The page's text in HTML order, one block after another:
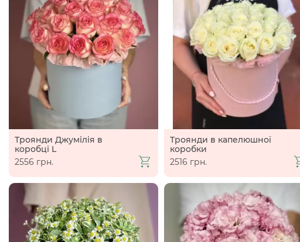
Троянди Джумілія в
коробці L
2556 грн.
Троянди в капелюшної
коробки
2516 грн.